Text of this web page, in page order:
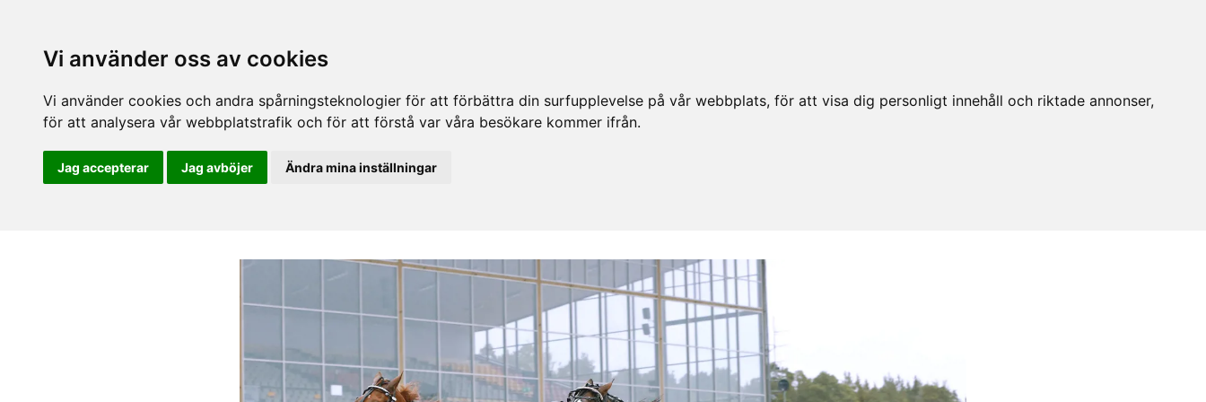
Vi använder oss av cookies
Vi använder cookies och andra spårningsteknologier för att förbättra din surfupplevelse på vår webbplats, för att visa dig personligt innehåll och riktade annonser,
för att analysera vår webbplatstrafik och för att förstå var våra besökare kommer ifrån.
Jag accepterar Jag avböjer Ändra mina inställningar